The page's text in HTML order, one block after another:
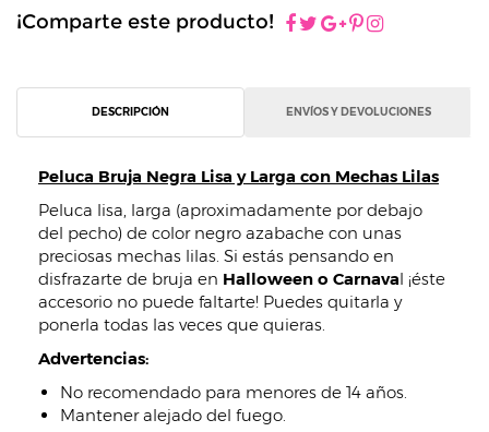
¡Comparte este producto!
DESCRIPCIÓN ENVÍOS Y DEVOLUCIONES
Peluca Bruja Negra Lisa y Larga con Mechas Lilas
Peluca lisa, larga (aproximadamente por debajo
del pecho) de color negro azabache con unas
preciosas mechas lilas. Si estás pensando en
disfrazarte de bruja en Halloween o Carnaval ¡éste
accesorio no puede faltarte! Puedes quitarla y
ponerla todas las veces que quieras.
Advertencias:
No recomendado para menores de 14 años.
Mantener alejado del fuego.